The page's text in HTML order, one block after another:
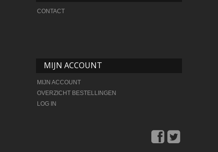
CONTACT
MIJN ACCOUNT
MIJN ACCOUNT
OVERZICHT BESTELLINGEN
LOG IN